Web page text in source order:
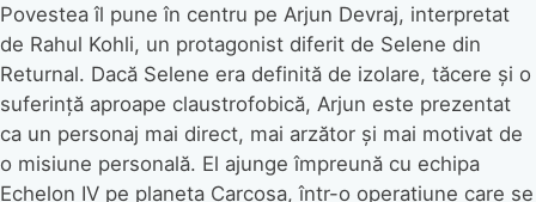
Povestea îl pune în centru pe Arjun Devraj, interpretat
de Rahul Kohli, un protagonist diferit de Selene din
Returnal. Dacă Selene era definită de izolare, tăcere și o
suferință aproape claustrofobică, Arjun este prezentat
ca un personaj mai direct, mai arzător și mai motivat de
o misiune personală. El ajunge împreună cu echipa
Echelon IV pe planeta Carcosa, într-o operațiune care se